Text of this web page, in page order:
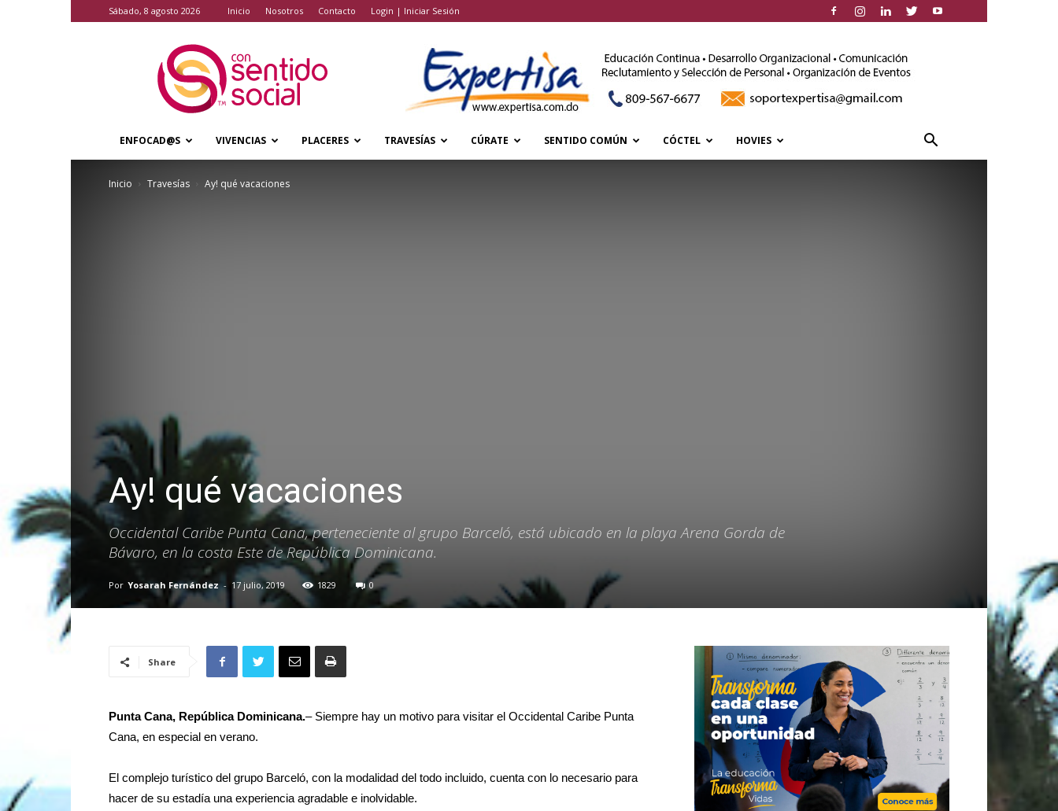
sábado, 8 agosto 2026 Inicio Nosotros Contacto Login | Iniciar Sesión
Sentido
Social
ENFOCAD@S VIVENCIAS PLACERES TRAVESÍAS CÚRATE SENTIDO COMÚN CÓCTEL HOVIES
Inicio Travesías Ay! qué vacaciones
Ay! qué vacaciones
Occidental Caribe Punta Cana, perteneciente al grupo Barceló, está ubicado en la playa Arena Gorda de
Bávaro, en la costa Este de República Dominicana.
Por Yosarah Fernández - 17 julio, 2019 1829 0
Share
Punta Cana, República Dominicana.– Siempre hay un motivo para visitar el Occidental Caribe Punta
Cana, en especial en verano.
El complejo turístico del grupo Barceló, con la modalidad del todo incluido, cuenta con lo necesario para
hacer de su estadía una experiencia agradable e inolvidable.